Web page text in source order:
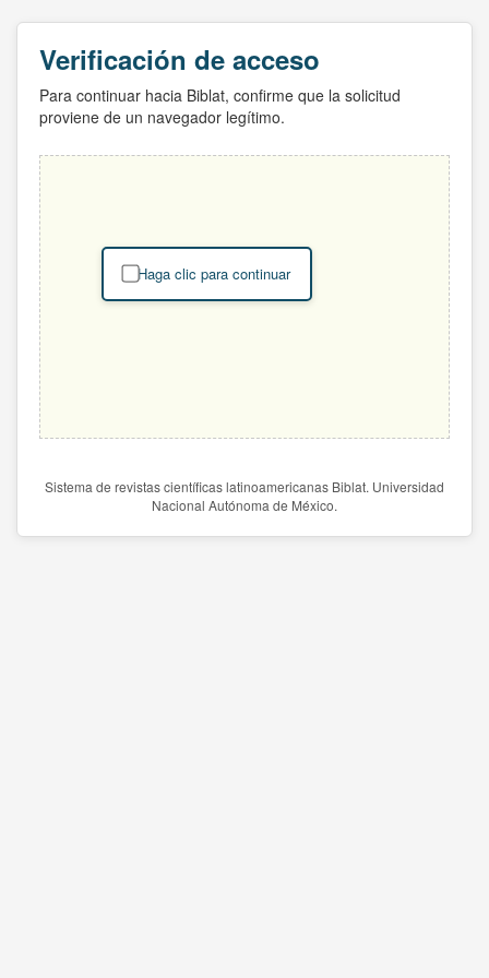
Verificación de acceso
Para continuar hacia Biblat, confirme que la solicitud
proviene de un navegador legítimo.
Haga clic para continuar
Sistema de revistas científicas latinoamericanas Biblat. Universidad
Nacional Autónoma de México.